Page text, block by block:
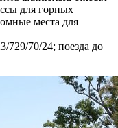
для горных
места для
729/70/24; поезда до